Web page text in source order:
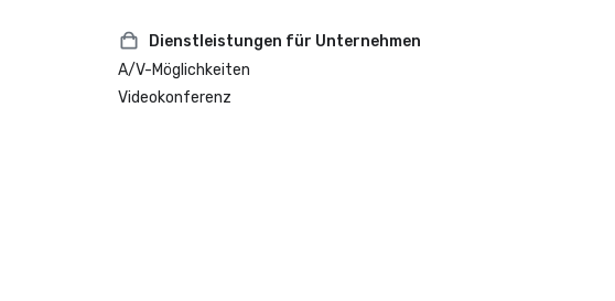
Dienstleistungen für Unternehmen
A/V-Möglichkeiten
Videokonferenz